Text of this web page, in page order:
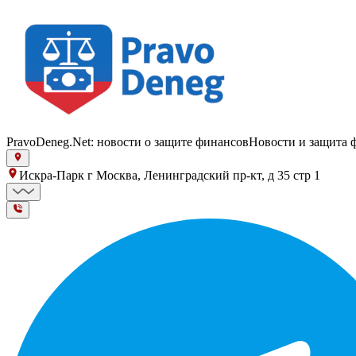
PravoDeneg.Net: новости о защите финансовНовости и защита
Искра-Парк г Москва, Ленинградский пр-кт, д 35 стр 1